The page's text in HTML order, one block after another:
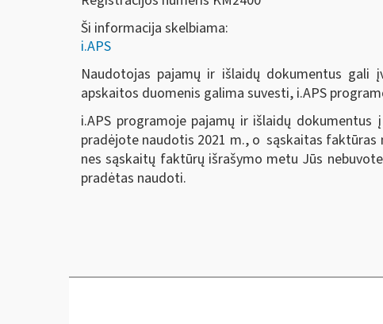
Ši informacija skelbiama:
i.APS
Naudotojas pajamų ir išlaidų dokumentus
apskaitos duomenis galima suvesti, i.APS
i.APS programoje pajamų ir išlaidų
pradėjote naudotis 2021 m., o sąskaitas
nes sąskaitų faktūrų išrašymo metu Jūs
pradėtas naudoti.